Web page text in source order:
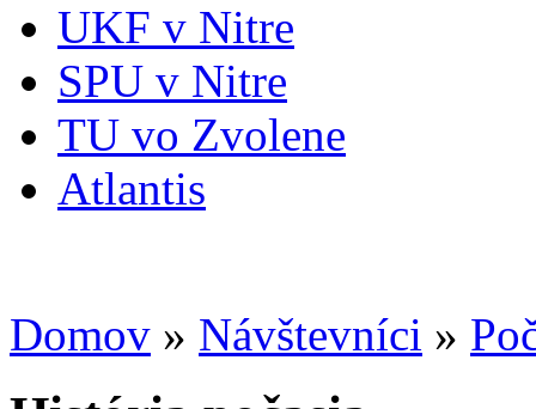
UKF v Nitre
SPU v Nitre
TU vo Zvolene
Atlantis
Domov » Návštevníci »